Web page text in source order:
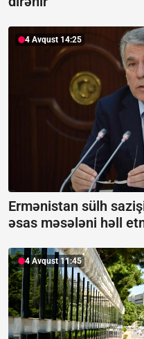
4 Avqust 14:25
Ermənistan sülh
əsas məsələni həll
4 Avqust 11:45